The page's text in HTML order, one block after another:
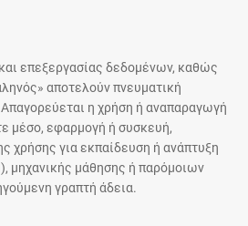
επεξεργασίας δεδομένων, καθώς
αποτελούν πνευματική
Απαγορεύεται η χρήση ή αναπαραγωγή
μέσο, εφαρμογή ή συσκευή,
χρήσης για εκπαίδευση ή ανάπτυξη
μηχανικής μάθησης ή παρόμοιων
γραπτή άδεια.